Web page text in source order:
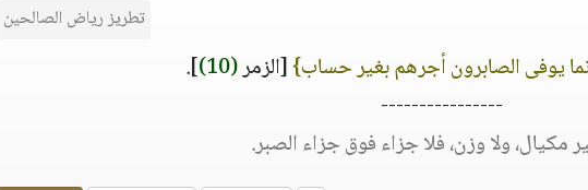
تطريز رياض الصالحين
يوفى الصابرون أجرهم بغير حساب}[الزمر(10)
].
----------------
مكيال، ولا وزن، فلا جزاء فوق جزاء الصبر.